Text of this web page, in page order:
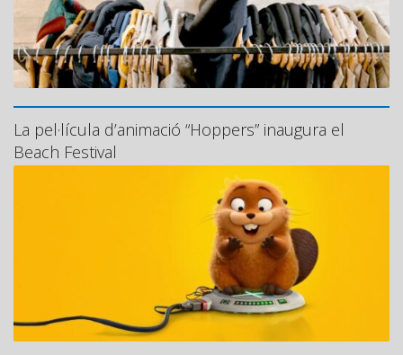
La pel·lícula d’animació “Hoppers” inaugura el
Beach Festival